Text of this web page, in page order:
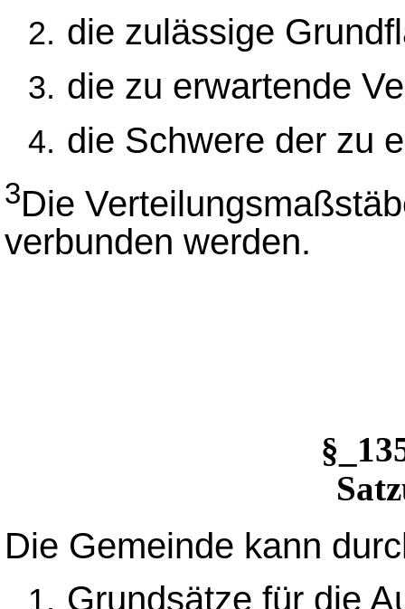
die zulässige
die zu erwartende
die Schwere der zu
3Die
verbunden werden.
Die Gemeinde kann
Grundsätze für die